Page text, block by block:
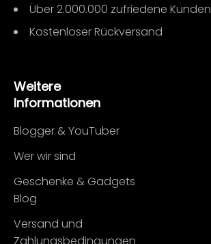
Über 2.000.000 zufriedene Kunden
Kostenloser Rückversand
Weitere
Informationen
Blogger & YouTuber
Wer wir sind
Geschenke & Gadgets
Blog
Versand und